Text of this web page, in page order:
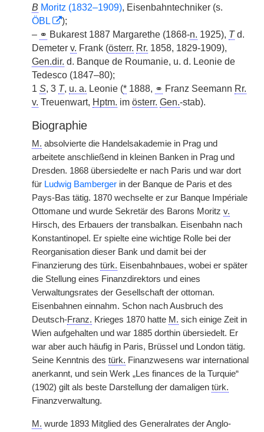
B Moritz (1832–1909), Eisenbahntechniker (s.
ÖBL
);
– ⚭ Bukarest 1887 Margarethe (1868-n. 1925), Td.
Demeter v. Frank (österr. Rr. 1858, 1829-1909),
Gen.dir. d. Banque de Roumanie, u. d. Leonie de
Tedesco (1847–80);
1 S, 3 T, u. a. Leonie (* 1888, ⚭ Franz Seemann Rr.
v. Treuenwart, Hptm. im österr. Gen.-stab).
Biographie
M. absolvierte die Handelsakademie in Prag und
arbeitete anschließend in kleinen Banken in Prag und
Dresden. 1868 übersiedelte er nach Paris und war dort
für Ludwig Bamberger in der Banque de Paris et des
Pays-Bas tätig. 1870 wechselte er zur Banque Impériale
Ottomane und wurde Sekretär des Barons Moritz v.
Hirsch, des Erbauers der transbalkan. Eisenbahn nach
Konstantinopel. Er spielte eine wichtige Rolle bei der
Reorganisation dieser Bank und damit bei der
Finanzierung des türk. Eisenbahnbaues, wobei er später
die Stellung eines Finanzdirektors und eines
Verwaltungsrates der Gesellschaft der ottoman.
Eisenbahnen einnahm. Schon nach Ausbruch des
Deutsch-Franz. Krieges 1870 hatte M. sich einige Zeit in
Wien aufgehalten und war 1885 dorthin übersiedelt. Er
war aber auch häufig in Paris, Brüssel und London tätig.
Seine Kenntnis des türk. Finanzwesens war international
anerkannt, und sein Werk „Les finances de la Turquie“
(1902) gilt als beste Darstellung der damaligen türk.
Finanzverwaltung.
M. wurde 1893 Mitglied des Generalrates der Anglo-